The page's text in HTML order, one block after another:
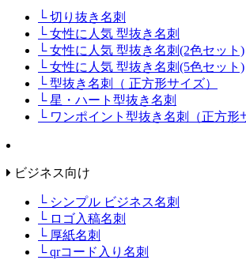
└ 切り抜き名刺
└ 女性に人気 型抜き名刺
└ 女性に人気 型抜き名刺(2色セット)
└ 女性に人気 型抜き名刺(5色セット)
└ 型抜き名刺（ 正方形サイズ）
└ 星・ハート型抜き名刺
└ ワンポイント型抜き名刺（正方形
ビジネス向け
└ シンプル ビジネス名刺
└ ロゴ入稿名刺
└ 厚紙名刺
└ qrコード入り名刺